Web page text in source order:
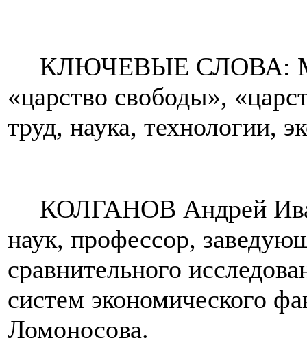
КЛЮЧЕВЫЕ СЛОВА:
«царство свободы»,
труд, наука, технологии,
КОЛГАНОВ Андрей
наук, профессор,
сравнительного
систем экономического
Ломоносова.